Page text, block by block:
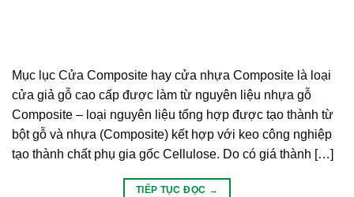
Mục lục Cửa Composite hay cửa nhựa Composite là loại
cửa giả gỗ cao cấp được làm từ nguyên liệu nhựa gỗ
Composite – loại nguyên liệu tổng hợp được tạo thành từ
bột gỗ và nhựa (Composite) kết hợp với keo công nghiệp
tạo thành chất phụ gia gốc Cellulose. Do có giá thành […]
TIẾP TỤC ĐỌC →